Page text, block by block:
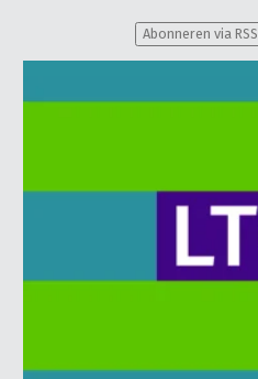
Nieuws
Abonneren via RSS